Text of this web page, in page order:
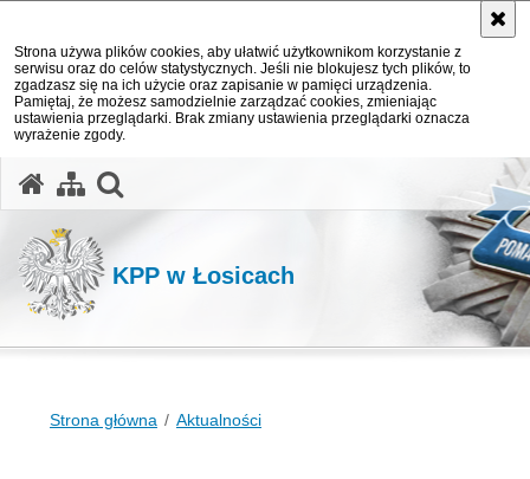
Strona używa plików cookies, aby ułatwić użytkownikom korzystanie z
serwisu oraz do celów statystycznych. Jeśli nie blokujesz tych plików, to
zgadzasz się na ich użycie oraz zapisanie w pamięci urządzenia.
Pamiętaj, że możesz samodzielnie zarządzać cookies, zmieniając
ustawienia przeglądarki. Brak zmiany ustawienia przeglądarki oznacza
wyrażenie zgody.
KPP w Łosicach
Strona główna Aktualności